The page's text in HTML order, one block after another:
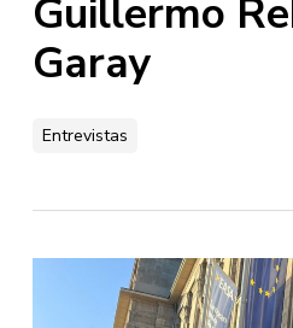
Guillermo
Garay
Entrevistas